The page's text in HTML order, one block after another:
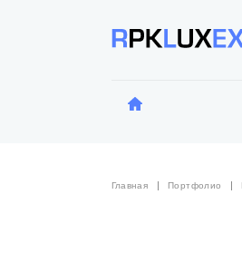
Главная Портфолио